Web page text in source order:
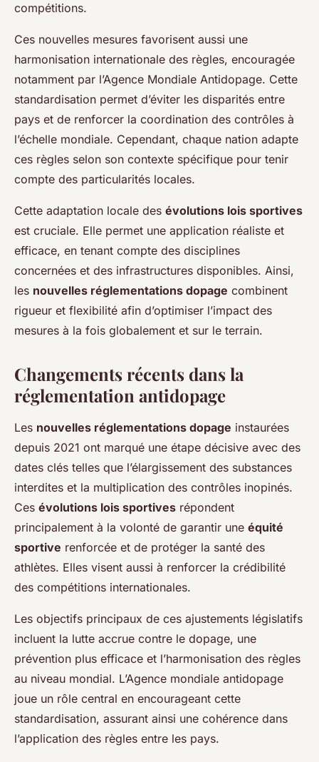
compétitions.
Ces nouvelles mesures favorisent aussi une
harmonisation internationale des règles, encouragée
notamment par l’Agence Mondiale Antidopage. Cette
standardisation permet d’éviter les disparités entre
pays et de renforcer la coordination des contrôles à
l’échelle mondiale. Cependant, chaque nation adapte
ces règles selon son contexte spécifique pour tenir
compte des particularités locales.
Cette adaptation locale des évolutions lois sportives
est cruciale. Elle permet une application réaliste et
efficace, en tenant compte des disciplines
concernées et des infrastructures disponibles. Ainsi,
les nouvelles réglementations dopage combinent
rigueur et flexibilité afin d’optimiser l’impact des
mesures à la fois globalement et sur le terrain.
Changements récents dans la
réglementation antidopage
Les nouvelles réglementations dopage instaurées
depuis 2021 ont marqué une étape décisive avec des
dates clés telles que l’élargissement des substances
interdites et la multiplication des contrôles inopinés.
Ces évolutions lois sportives répondent
principalement à la volonté de garantir une équité
sportive renforcée et de protéger la santé des
athlètes. Elles visent aussi à renforcer la crédibilité
des compétitions internationales.
Les objectifs principaux de ces ajustements législatifs
incluent la lutte accrue contre le dopage, une
prévention plus efficace et l’harmonisation des règles
au niveau mondial. L’Agence mondiale antidopage
joue un rôle central en encourageant cette
standardisation, assurant ainsi une cohérence dans
l’application des règles entre les pays.